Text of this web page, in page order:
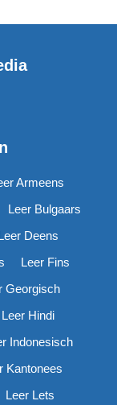
Armeens
Leer Bulgaars
Deens
Leer Fins
Georgisch
Leer Hindi
Indonesisch
Kantonees
Leer Lets